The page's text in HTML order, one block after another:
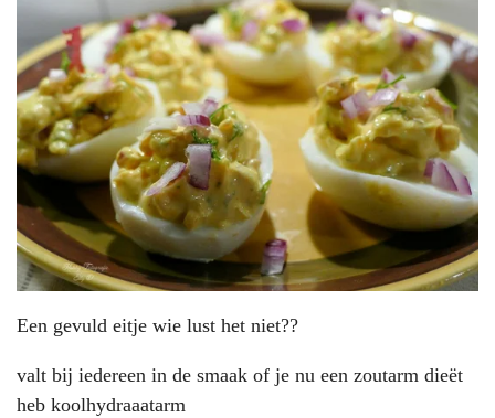
Een gevuld eitje wie lust het niet??
valt bij iedereen in de smaak of je nu een zoutarm dieët
heb koolhydraaatarm